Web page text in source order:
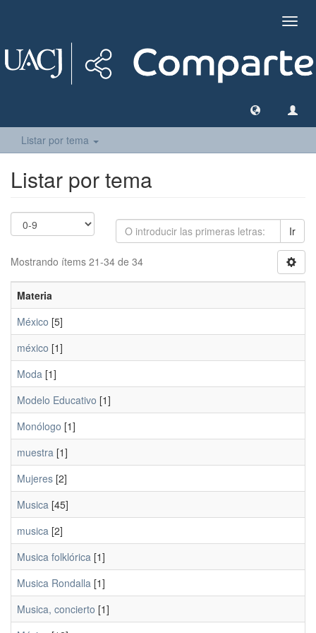
Listar por tema
Listar por tema
Ir
Mostrando ítems 21-34 de 34
Materia
México [5]
méxico [1]
Moda [1]
Modelo Educativo [1]
Monólogo [1]
muestra [1]
Mujeres [2]
Musica [45]
musica [2]
Musica folklórica [1]
Musica Rondalla [1]
Musica, concierto [1]